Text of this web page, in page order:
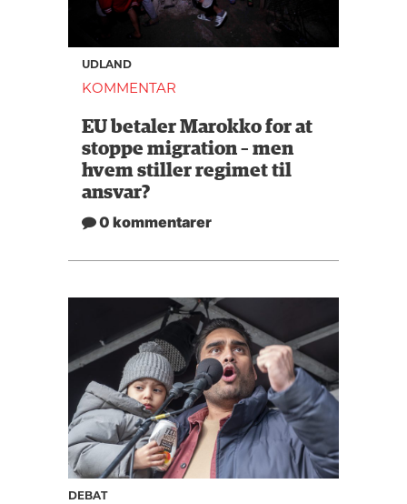
UDLAND
KOMMENTAR
EU betaler Marokko for at
stoppe migration – men
hvem stiller regimet til
ansvar?
0 kommentarer
DEBAT